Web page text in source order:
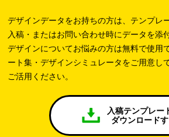
デザインデータをお持ちの方は、テンプレ
入稿・またはお問い合わせ時にデータを添
デザインについてお悩みの方は無料で使用
ート集・デザインシミュレータをご用意し
ご活用ください。
入稿テンプレー
ダウンロード